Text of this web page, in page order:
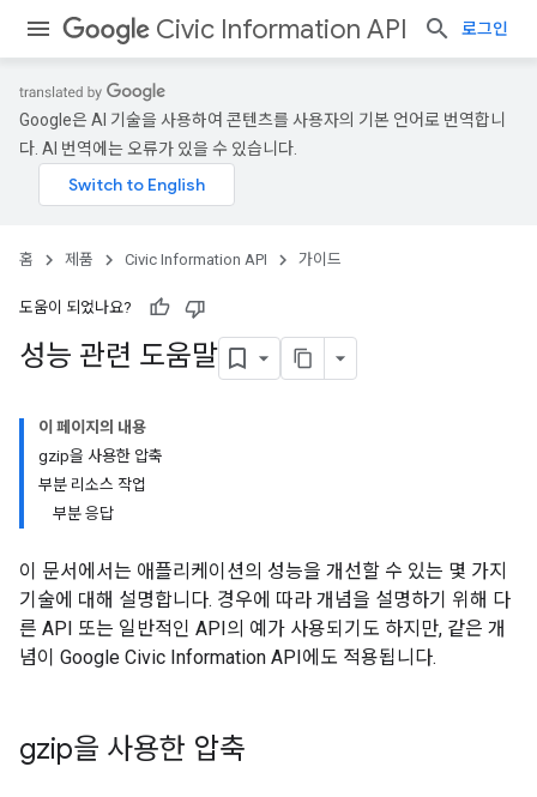
Civic Information API 로그인
Google은 AI 기술을 사용하여 콘텐츠를 사용자의 기본 언어로 번역합니
다. AI 번역에는 오류가 있을 수 있습니다.
홈 제품 Civic Information API 가이드
도움이 되었나요?
성능 관련 도움말
이 페이지의 내용
gzip을 사용한 압축
부분 리소스 작업
부분 응답
이 문서에서는 애플리케이션의 성능을 개선할 수 있는 몇 가지
기술에 대해 설명합니다. 경우에 따라 개념을 설명하기 위해 다
른 API 또는 일반적인 API의 예가 사용되기도 하지만, 같은 개
념이 Google Civic Information API에도 적용됩니다.
gzip을 사용한 압축